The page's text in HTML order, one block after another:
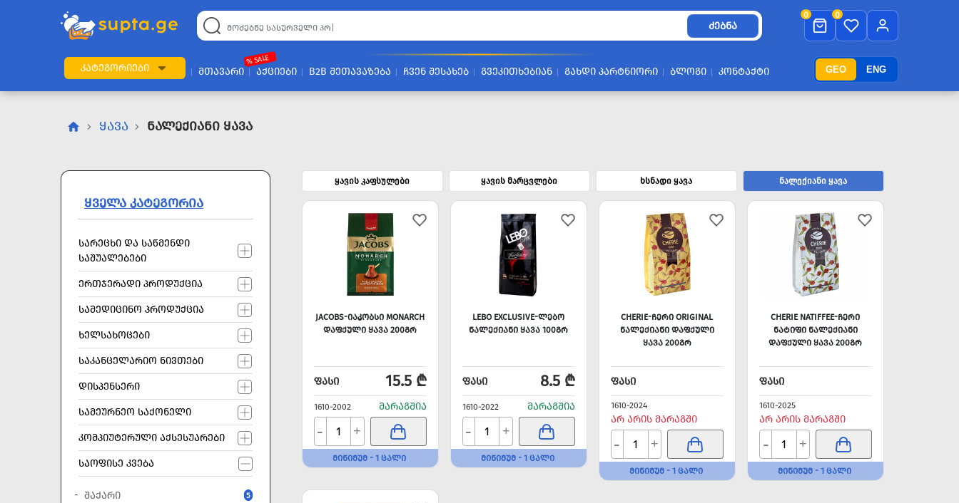
GEO ENG
ᲫᲔᲑᲜᲐ
0 0
ᲙᲐᲢᲔᲒᲝᲠᲘᲔᲑᲘ ᲛᲗᲐᲕᲐᲠᲘ ᲐᲥᲪᲘᲔᲑᲘ
% SALE
B2B ᲨᲔᲗᲐᲕᲐᲖᲔᲑᲐ ᲩᲕᲔᲜ ᲨᲔᲡᲐᲮᲔᲑ ᲒᲕᲔᲙᲘᲗᲮᲔᲑᲘᲐᲜ ᲒᲐᲮᲓᲘ ᲞᲐᲠᲢᲜᲘᲝᲠᲘ ᲑᲚᲝᲒᲘ ᲙᲝᲜᲢᲐᲥᲢᲘ
ᲧᲐᲕᲐ Ნალექიანი Ყავა
ᲧᲕᲔᲚᲐ ᲙᲐᲢᲔᲒᲝᲠᲘᲐ
ᲡᲐᲠᲔᲪᲮᲘ ᲓᲐ ᲡᲐᲬᲛᲔᲜᲓᲘ
ᲡᲐᲨᲣᲐᲚᲔᲑᲔᲑᲘ
ᲔᲠᲗᲯᲔᲠᲐᲓᲘ ᲞᲠᲝᲓᲣᲥᲪᲘᲐ
ᲡᲐᲛᲔᲓᲘᲪᲘᲜᲝ ᲞᲠᲝᲓᲣᲥᲪᲘᲐ
ᲮᲔᲚᲡᲐᲮᲝᲪᲔᲑᲘ
ᲡᲐᲙᲐᲜᲪᲔᲚᲐᲠᲘᲝ ᲜᲘᲕᲗᲔᲑᲘ
ᲓᲘᲡᲞᲔᲜᲡᲔᲠᲘ
ᲡᲐᲛᲔᲣᲠᲜᲔᲝ ᲡᲐᲥᲝᲜᲔᲚᲘ
ᲙᲝᲛᲞᲘᲣᲢᲔᲠᲣᲚᲘ ᲐᲥᲡᲔᲡᲣᲐᲠᲔᲑᲘ
ᲡᲐᲝᲤᲘᲡᲔ ᲙᲕᲔᲑᲐ
ᲨᲐᲥᲐᲠᲘ 5
ყავის კაფსულები ყავის მარცვლები ხსნადი ყავა ნალექიანი ყავა
JACOBS-ᲘᲐᲙᲝᲑᲡᲘ MONARCH
ᲓᲐᲤᲥᲣᲚᲘ ᲧᲐᲕᲐ 200ᲒᲠ
ᲤᲐᲡᲘ 15.5 ₾
1610-2002 ᲛᲐᲠᲐᲒᲨᲘᲐ
- +
ᲛᲘᲜᲘᲛᲣᲛ - 1 ᲪᲐᲚᲘ
LEBO EXCLUSIVE-ᲚᲔᲑᲝ
ᲜᲐᲚᲔᲥᲘᲐᲜᲘ ᲧᲐᲕᲐ 100ᲒᲠ
ᲤᲐᲡᲘ 8.5 ₾
1610-2022 ᲛᲐᲠᲐᲒᲨᲘᲐ
- +
ᲛᲘᲜᲘᲛᲣᲛ - 1 ᲪᲐᲚᲘ
CHERIE-ᲩᲔᲠᲘ ORIGINAL
ᲜᲐᲚᲔᲥᲘᲐᲜᲘ ᲓᲐᲤᲥᲣᲚᲘ
ᲧᲐᲕᲐ 200ᲒᲠ
ᲤᲐᲡᲘ
1610-2024
ᲐᲠ ᲐᲠᲘᲡ ᲛᲐᲠᲐᲒᲨᲘ
- +
ᲛᲘᲜᲘᲛᲣᲛ - 1 ᲪᲐᲚᲘ
CHERIE NATIFFEE-ᲩᲔᲠᲘ
ᲜᲐᲢᲘᲤᲘ ᲜᲐᲚᲔᲥᲘᲐᲜᲘ
ᲓᲐᲤᲥᲣᲚᲘ ᲧᲐᲕᲐ 200ᲒᲠ
ᲤᲐᲡᲘ
1610-2025
ᲐᲠ ᲐᲠᲘᲡ ᲛᲐᲠᲐᲒᲨᲘ
- +
ᲛᲘᲜᲘᲛᲣᲛ - 1 ᲪᲐᲚᲘ